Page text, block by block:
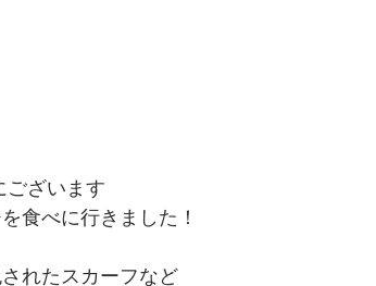
ございます
食べに行きました！
れたスカーフなど